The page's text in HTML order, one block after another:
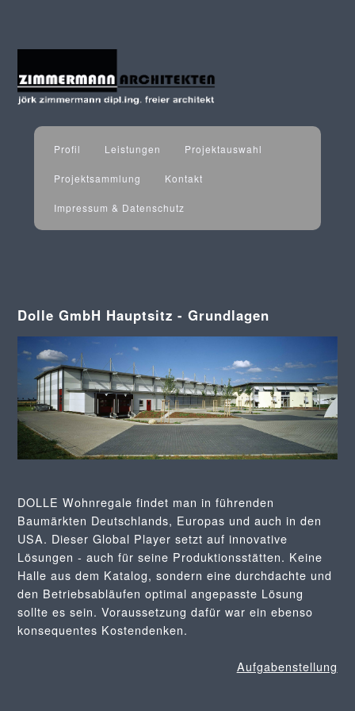
Profil Leistungen Projektauswahl
Projektsammlung Kontakt
Impressum & Datenschutz
Dolle GmbH Hauptsitz - Grundlagen
DOLLE Wohnregale findet man in führenden
Baumärkten Deutschlands, Europas und auch in den
USA. Dieser Global Player setzt auf innovative
Lösungen - auch für seine Produktionsstätten. Keine
Halle aus dem Katalog, sondern eine durchdachte und
den Betriebsabläufen optimal angepasste Lösung
sollte es sein. Voraussetzung dafür war ein ebenso
konsequentes Kostendenken.
Aufgabenstellung